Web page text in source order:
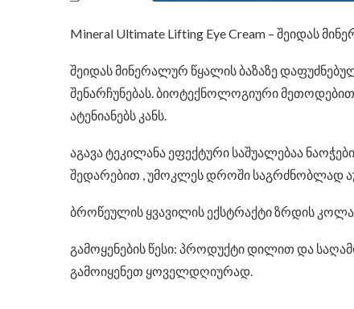
Mineral Ultimate Lifting Eye Cream – შეიდას
შეიდას მინერალურ წყალის ბაზაზე
შენარჩუნებას. ბიოტექნოლოგიური
ატენიანებს კანს.
აგავა ტეკილანა ეფექტური საშუალებაა
შედარებით , უმოკლეს დროში საგრძნობლად
ბროწეულის ყვავილის ექსტრაქტი ზრდის
გამოყენების წესი: პროდუქტი დილით და
გამოიყენეთ ყოველდღიურად.